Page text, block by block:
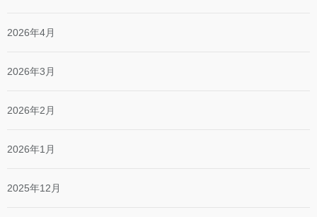
2026年4月
2026年3月
2026年2月
2026年1月
2025年12月